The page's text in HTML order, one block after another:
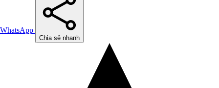
WhatsApp
Chia sẻ nhanh